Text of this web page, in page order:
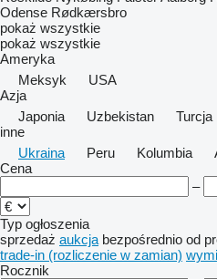
Odense Rødkærsbro
pokaż wszystkie
pokaż wszystkie
Ameryka
Meksyk
USA
Azja
Japonia
Uzbekistan
Turcja
inne
Ukraina
Peru Kolumbia
Cena
–
Typ ogłoszenia
sprzedaż aukcja bezpośrednio od
trade-in (rozliczenie w zamian)
Rocznik